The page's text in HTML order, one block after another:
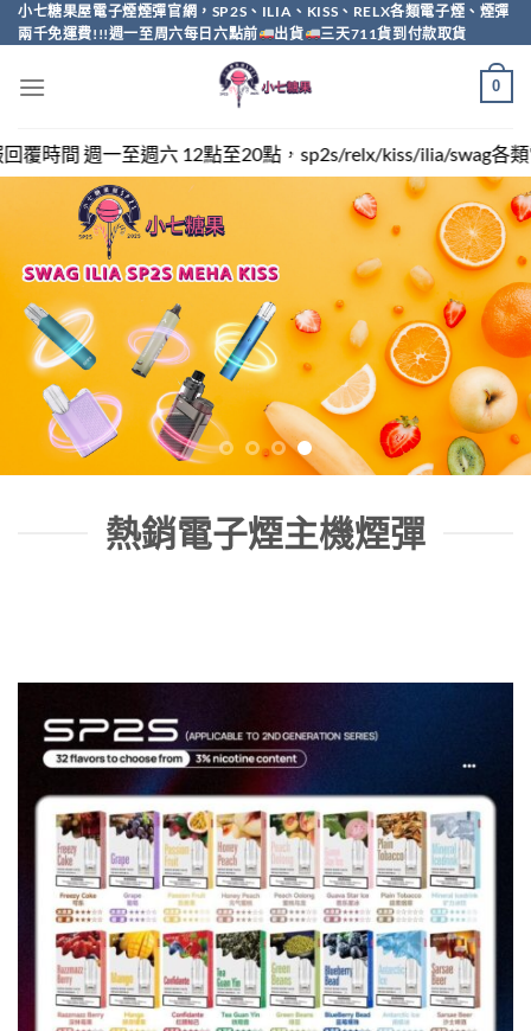
Skip
to
小七糖果屋電子煙煙彈官網，SP2S、ILIA、KISS、RELX各類電子煙、煙彈
兩千免運費!!!週一至周六每日六點前
出貨 三天711貨到付款取貨
0
至20點，sp2s/relx/kiss/ilia/swag各類電子煙煙彈買越多越便
熱銷電子煙主機煙彈